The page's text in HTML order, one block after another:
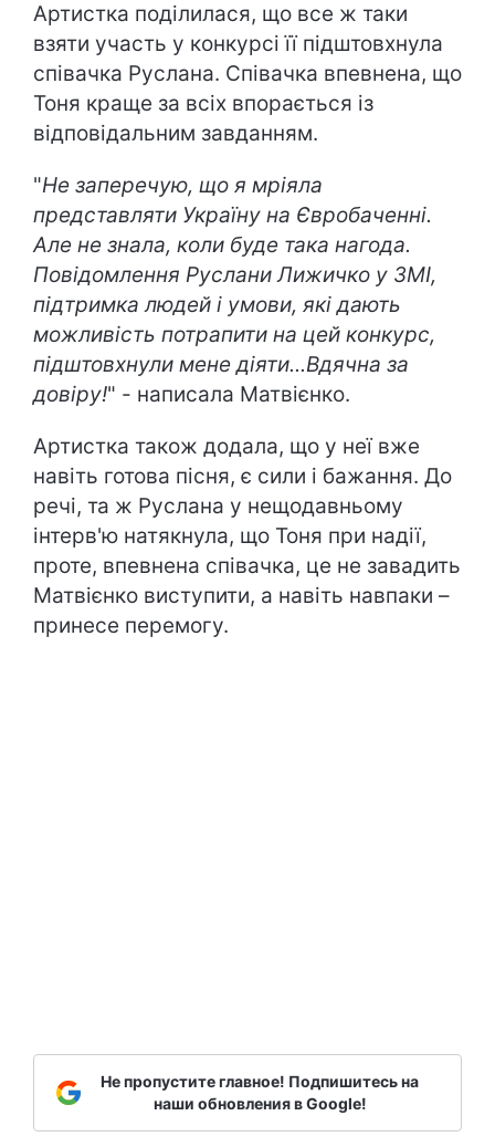
Артистка поділилася, що все ж таки
взяти участь у конкурсі її підштовхнула
співачка Руслана. Співачка впевнена, що
Тоня краще за всіх впорається із
відповідальним завданням.
"Не заперечую, що я мріяла
представляти Україну на Євробаченні.
Але не знала, коли буде така нагода.
Повідомлення Руслани Лижичко у ЗМІ,
підтримка людей і умови, які дають
можливість потрапити на цей конкурс,
підштовхнули мене діяти...Вдячна за
довіру!" - написала Матвієнко.
Артистка також додала, що у неї вже
навіть готова пісня, є сили і бажання. До
речі, та ж Руслана у нещодавньому
інтерв'ю натякнула, що Тоня при надії,
проте, впевнена співачка, це не завадить
Матвієнко виступити, а навіть навпаки –
принесе перемогу.
Не пропустите главное! Подпишитесь на
наши обновления в Google!